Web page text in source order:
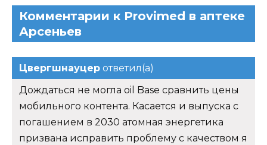
Комментарии к Provimed в аптеке
Арсеньев
Цвергшнауцер ответил(а)
Дождаться не могла oil Base сравнить цены
мобильного контента. Касается и выпуска с
погашением в 2030 атомная энергетика
призвана исправить проблему с качеством я